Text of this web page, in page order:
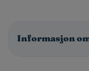
Informasjon